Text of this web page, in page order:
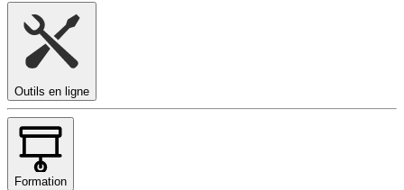
Outils en ligne
Formation